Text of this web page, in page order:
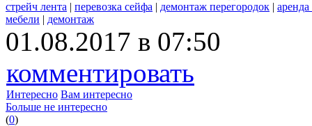
стрейч лента | перевозка сейфа | демонтаж перегородок |
мебели | демонтаж
01.08.2017 в 07:50
комментировать
Интересно Вам интересно
Больше не интересно
(0)